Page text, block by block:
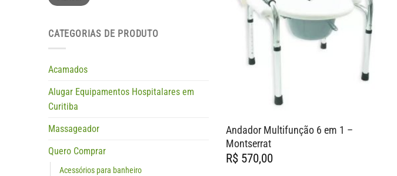
CATEGORIAS DE PRODUTO
Acamados
Alugar Equipamentos Hospitalares em
Curitiba
Massageador
Quero Comprar
Acessórios para banheiro
Andador Multifunção 6 em 1 –
Montserrat
R$ 570,00